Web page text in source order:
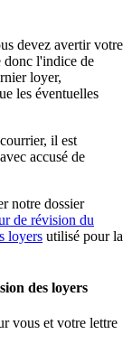
devez avertir votre
donc l'indice de
loyer,
les éventuelles
il est
accusé de
notre dossier
de révision du
loyers utilisé pour la
des loyers
vous et votre lettre